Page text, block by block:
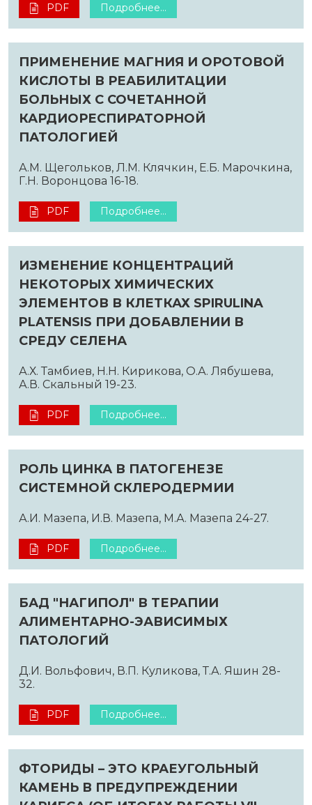
PDF Подробнее...
ПРИМЕНЕНИЕ МАГНИЯ И ОРОТОВОЙ
КИСЛОТЫ В РЕАБИЛИТАЦИИ
БОЛЬНЫХ С СОЧЕТАННОЙ
КАРДИОРЕСПИРАТОРНОЙ
ПАТОЛОГИЕЙ
А.М. Щегольков, Л.М. Клячкин, Е.Б. Марочкина,
Г.Н. Воронцова 16-18.
PDF Подробнее...
ИЗМЕНЕНИЕ КОНЦЕНТРАЦИЙ
НЕКОТОРЫХ ХИМИЧЕСКИХ
ЭЛЕМЕНТОВ В КЛЕТКАХ SPIRULINA
PLATENSIS ПРИ ДОБАВЛЕНИИ В
СРЕДУ СЕЛЕНА
А.Х. Тамбиев, Н.Н. Кирикова, О.А. Лябушева,
А.В. Скальный 19-23.
PDF Подробнее...
РОЛЬ ЦИНКА В ПАТОГЕНЕЗЕ
СИСТЕМНОЙ СКЛЕРОДЕРМИИ
А.И. Мазепа, И.В. Мазепа, М.А. Мазепа 24-27.
PDF Подробнее...
БАД "НАГИПОЛ" В ТЕРАПИИ
АЛИМЕНТАРНО-ЭАВИСИМЫХ
ПАТОЛОГИЙ
Д.И. Вольфович, В.П. Куликова, Т.А. Яшин 28-
32.
PDF Подробнее...
ФТОРИДЫ – ЭТО КРАЕУГОЛЬНЫЙ
КАМЕНЬ В ПРЕДУПРЕЖДЕНИИ